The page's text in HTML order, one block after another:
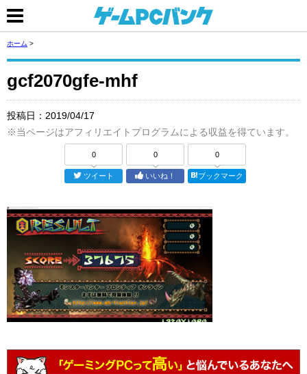
ホーム >
gcf2070gfe-mhf
投稿日： 2019/04/17
※当ページはアフィリエイトプログラムによる収益を得ています。
0
ツイート
0
いいね！
0
ブックマーク